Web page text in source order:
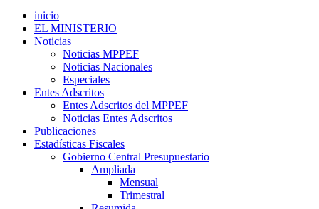
inicio
EL MINISTERIO
Noticias
Noticias MPPEF
Noticias Nacionales
Especiales
Entes Adscritos
Entes Adscritos del MPPEF
Noticias Entes Adscritos
Publicaciones
Estadísticas Fiscales
Gobierno Central Presupuestario
Ampliada
Mensual
Trimestral